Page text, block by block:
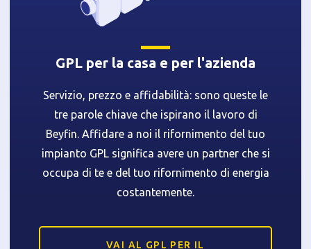
GPL per la casa e per l'azienda
Servizio, prezzo e affidabilità: sono queste le
tre parole chiave che ispirano il lavoro di
Beyfin. Affidare a noi il rifornimento del tuo
impianto GPL significa avere un partner che si
occupa di te e del tuo rifornimento di energia
costantemente.
VAI AL GPL PER IL
Informativa breve Cookie
Privacy Policy
Tecnici
Accetto l'utilizzo di cookie tecnici (obbligatori per
proseguire la navigazione del sito)
Accetto l'utilizzo di cookie analitici di terze parti